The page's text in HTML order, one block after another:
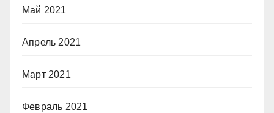
Май 2021
Апрель 2021
Март 2021
Февраль 2021